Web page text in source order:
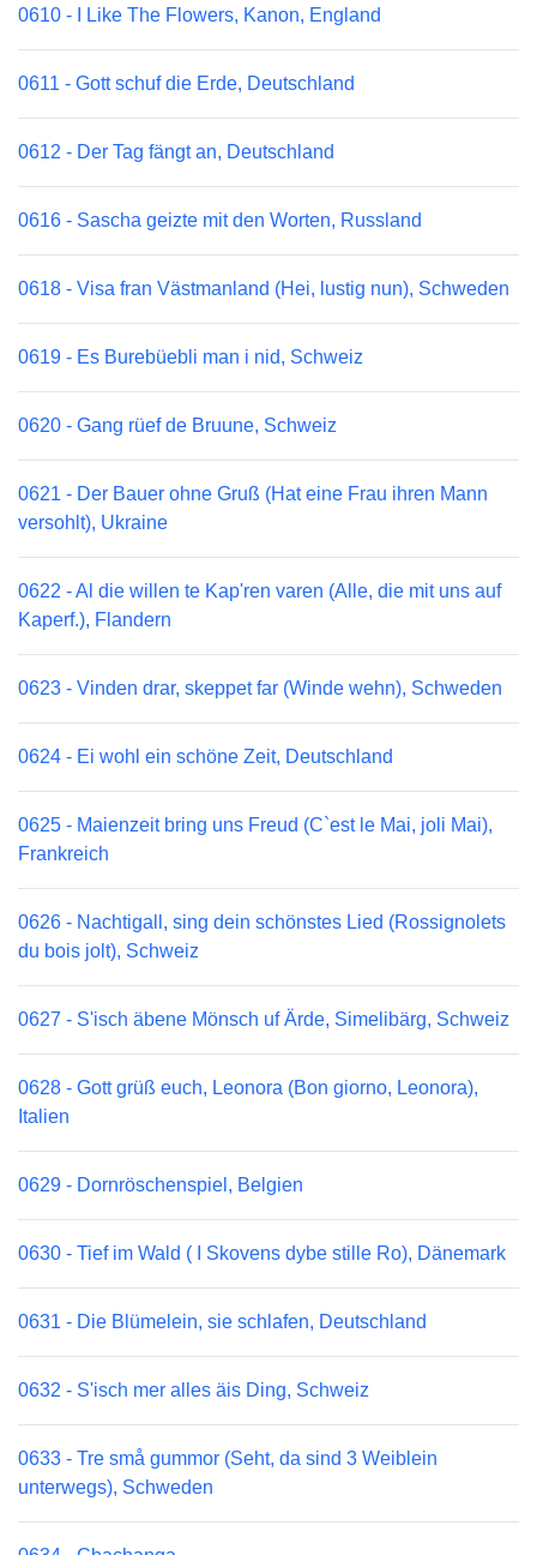
0610 - I Like The Flowers, Kanon, England
0611 - Gott schuf die Erde, Deutschland
0612 - Der Tag fängt an, Deutschland
0616 - Sascha geizte mit den Worten, Russland
0618 - Visa fran Västmanland (Hei, lustig nun), Schweden
0619 - Es Burebüebli man i nid, Schweiz
0620 - Gang rüef de Bruune, Schweiz
0621 - Der Bauer ohne Gruß (Hat eine Frau ihren Mann
versohlt), Ukraine
0622 - Al die willen te Kap'ren varen (Alle, die mit uns auf
Kaperf.), Flandern
0623 - Vinden drar, skeppet far (Winde wehn), Schweden
0624 - Ei wohl ein schöne Zeit, Deutschland
0625 - Maienzeit bring uns Freud (C`est le Mai, joli Mai),
Frankreich
0626 - Nachtigall, sing dein schönstes Lied (Rossignolets
du bois jolt), Schweiz
0627 - S'isch äbene Mönsch uf Ärde, Simelibärg, Schweiz
0628 - Gott grüß euch, Leonora (Bon giorno, Leonora),
Italien
0629 - Dornröschenspiel, Belgien
0630 - Tief im Wald ( I Skovens dybe stille Ro), Dänemark
0631 - Die Blümelein, sie schlafen, Deutschland
0632 - S'isch mer alles äis Ding, Schweiz
0633 - Tre små gummor (Seht, da sind 3 Weiblein
unterwegs), Schweden